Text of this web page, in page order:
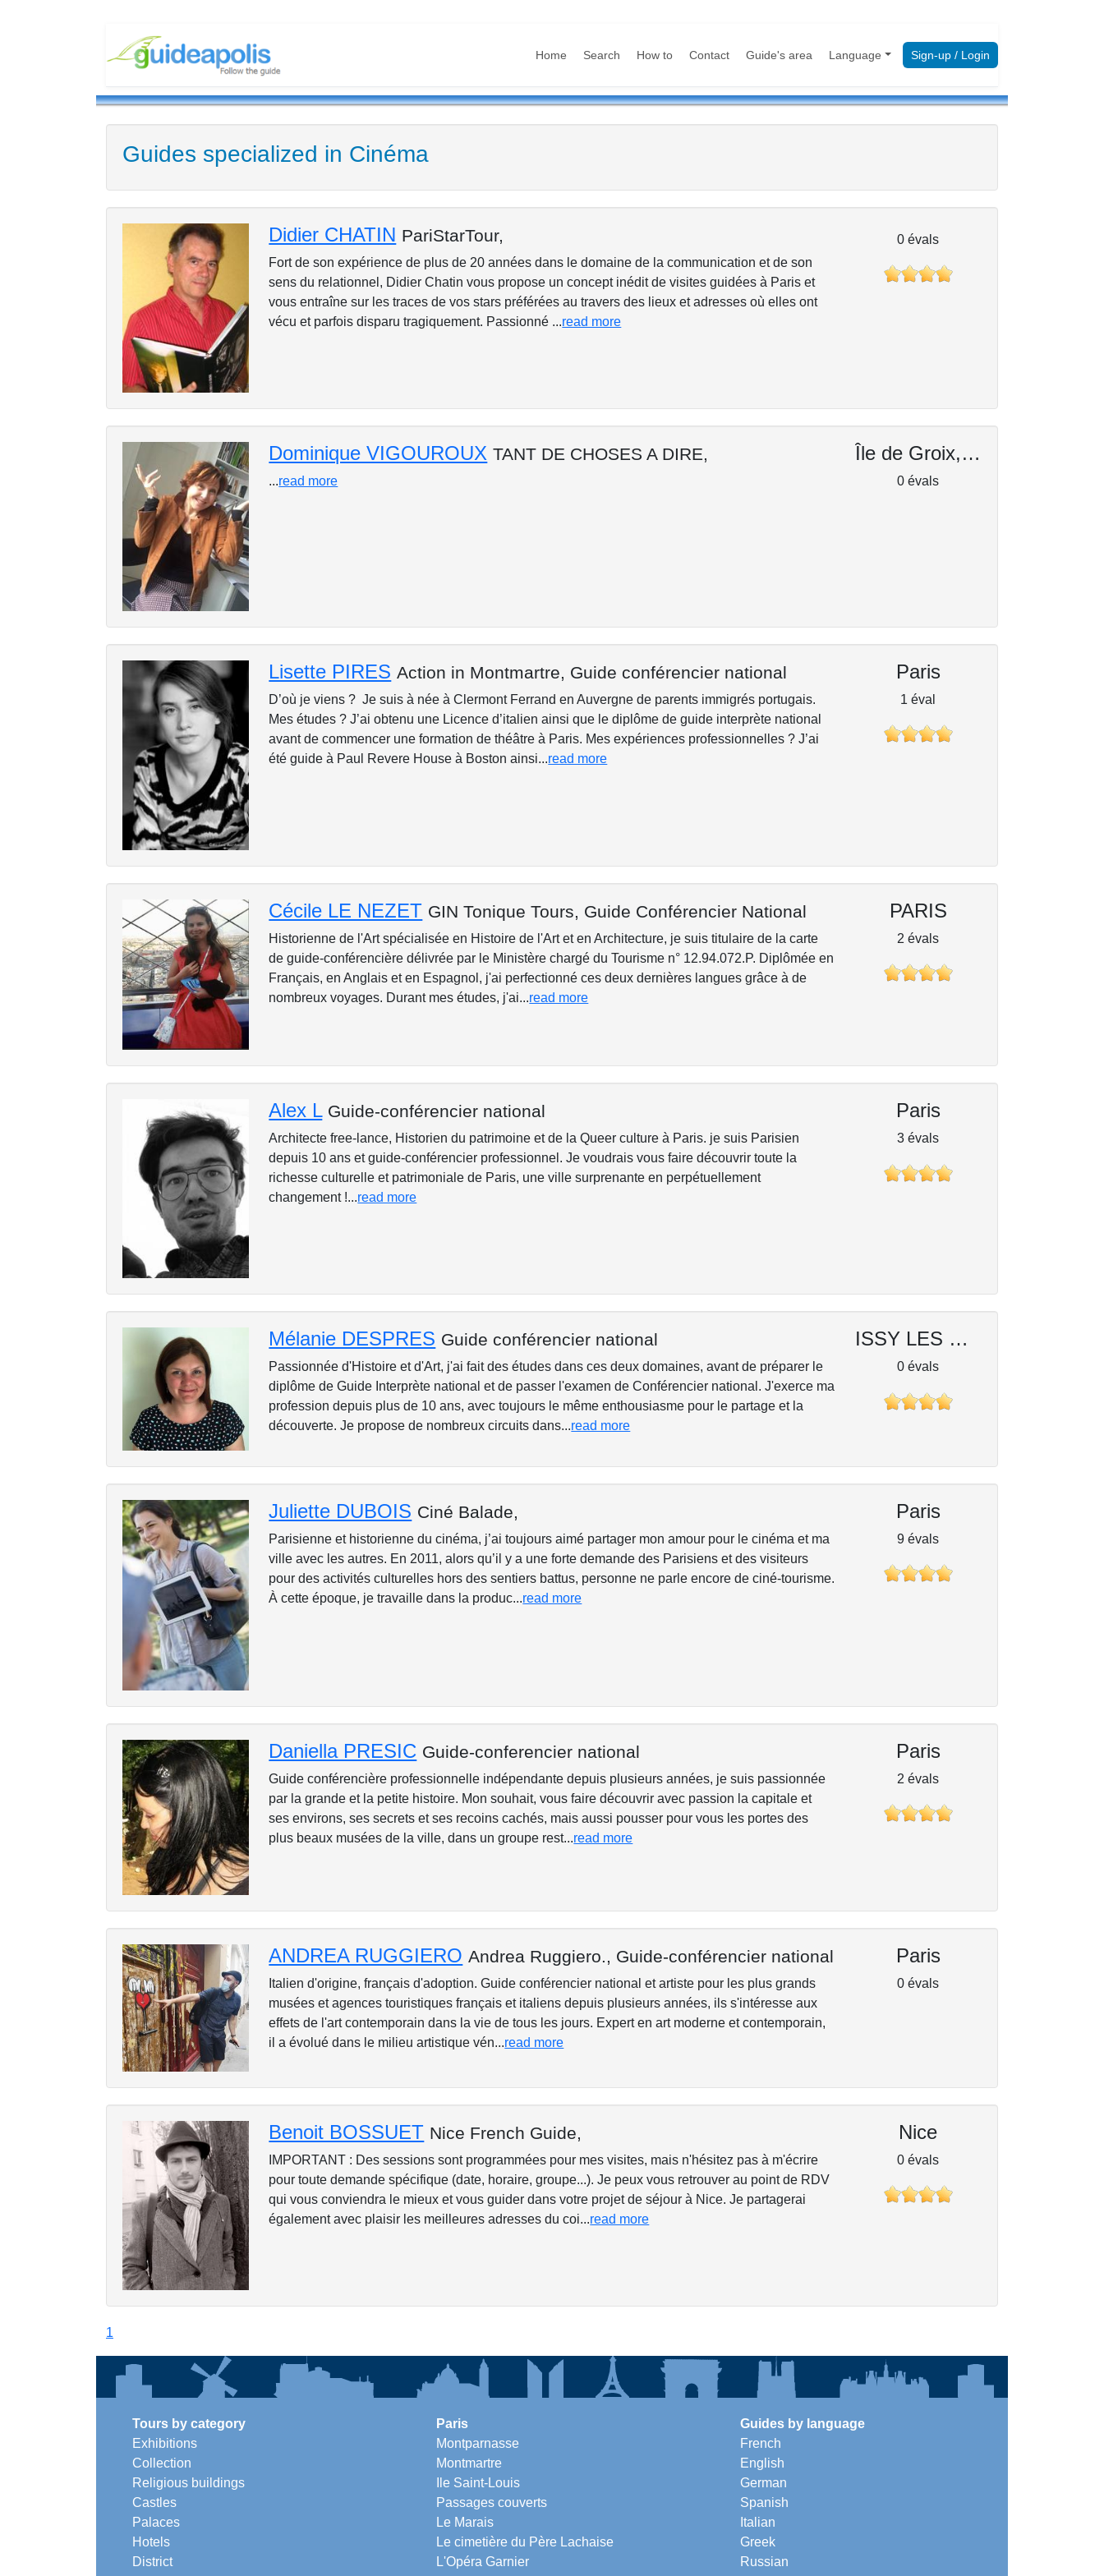
Home Search How to Contact Guide's area Language Sign-up / Login
Guides specialized in Cinéma
Didier CHATIN PariStarTour,
Fort de son expérience de plus de 20 années dans le domaine de la communication et de son
sens du relationnel, Didier Chatin vous propose un concept inédit de visites guidées à Paris et
vous entraîne sur les traces de vos stars préférées au travers des lieux et adresses où elles ont
vécu et parfois disparu tragiquement. Passionné ...read more
0 évals
Dominique VIGOUROUX TANT DE CHOSES A DIRE,
...read more
Île de Groix, Bretagne
0 évals
Lisette PIRES Action in Montmartre, Guide conférencier national
D’où je viens ? Je suis à née à Clermont Ferrand en Auvergne de parents immigrés portugais.
Mes études ? J’ai obtenu une Licence d’italien ainsi que le diplôme de guide interprète national
avant de commencer une formation de théâtre à Paris. Mes expériences professionnelles ? J’ai
été guide à Paul Revere House à Boston ainsi...read more
Paris
1 éval
Cécile LE NEZET GIN Tonique Tours, Guide Conférencier National
Historienne de l'Art spécialisée en Histoire de l'Art et en Architecture, je suis titulaire de la carte
de guide-conférencière délivrée par le Ministère chargé du Tourisme n° 12.94.072.P. Diplômée en
Français, en Anglais et en Espagnol, j'ai perfectionné ces deux dernières langues grâce à de
nombreux voyages. Durant mes études, j'ai...read more
PARIS
2 évals
Alex L Guide-conférencier national
Architecte free-lance, Historien du patrimoine et de la Queer culture à Paris. je suis Parisien
depuis 10 ans et guide-conférencier professionnel. Je voudrais vous faire découvrir toute la
richesse culturelle et patrimoniale de Paris, une ville surprenante en perpétuellement
changement !...read more
Paris
3 évals
Mélanie DESPRES Guide conférencier national
Passionnée d'Histoire et d'Art, j'ai fait des études dans ces deux domaines, avant de préparer le
diplôme de Guide Interprète national et de passer l'examen de Conférencier national. J'exerce ma
profession depuis plus de 10 ans, avec toujours le même enthousiasme pour le partage et la
découverte. Je propose de nombreux circuits dans...read more
ISSY LES MOULINEAUX
0 évals
Juliette DUBOIS Ciné Balade,
Parisienne et historienne du cinéma, j’ai toujours aimé partager mon amour pour le cinéma et ma
ville avec les autres. En 2011, alors qu’il y a une forte demande des Parisiens et des visiteurs
pour des activités culturelles hors des sentiers battus, personne ne parle encore de ciné-tourisme.
À cette époque, je travaille dans la produc...read more
Paris
9 évals
Daniella PRESIC Guide-conferencier national
Guide conférencière professionnelle indépendante depuis plusieurs années, je suis passionnée
par la grande et la petite histoire. Mon souhait, vous faire découvrir avec passion la capitale et
ses environs, ses secrets et ses recoins cachés, mais aussi pousser pour vous les portes des
plus beaux musées de la ville, dans un groupe rest...read more
Paris
2 évals
ANDREA RUGGIERO Andrea Ruggiero., Guide-conférencier national
Italien d'origine, français d'adoption. Guide conférencier national et artiste pour les plus grands
musées et agences touristiques français et italiens depuis plusieurs années, ils s'intéresse aux
effets de l'art contemporain dans la vie de tous les jours. Expert en art moderne et contemporain,
il a évolué dans le milieu artistique vén...read more
Paris
0 évals
Benoit BOSSUET Nice French Guide,
IMPORTANT : Des sessions sont programmées pour mes visites, mais n'hésitez pas à m'écrire
pour toute demande spécifique (date, horaire, groupe...). Je peux vous retrouver au point de RDV
qui vous conviendra le mieux et vous guider dans votre projet de séjour à Nice. Je partagerai
également avec plaisir les meilleures adresses du coi...read more
Nice
0 évals
1
Tours by category
Exhibitions
Collection
Religious buildings
Castles
Palaces
Hotels
District
Paris
Montparnasse
Montmartre
Ile Saint-Louis
Passages couverts
Le Marais
Le cimetière du Père Lachaise
L'Opéra Garnier
Guides by language
French
English
German
Spanish
Italian
Greek
Russian